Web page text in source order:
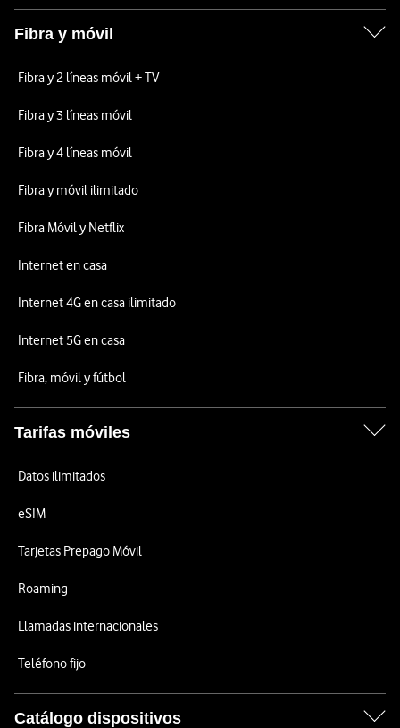
Fibra y móvil
Fibra y 2 líneas móvil + TV
Fibra y 3 líneas móvil
Fibra y 4 líneas móvil
Fibra y móvil ilimitado
Fibra Móvil y Netflix
Internet en casa
Internet 4G en casa ilimitado
Internet 5G en casa
Fibra, móvil y fútbol
Tarifas móviles
Datos ilimitados
eSIM
Tarjetas Prepago Móvil
Roaming
Llamadas internacionales
Teléfono fijo
Catálogo dispositivos